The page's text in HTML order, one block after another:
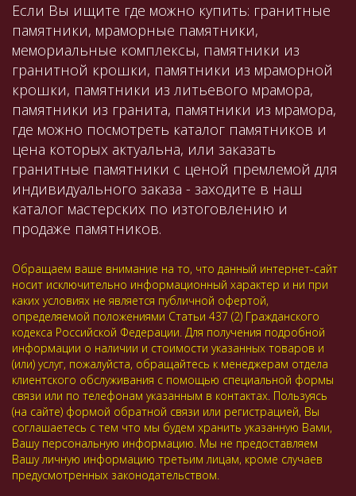
Если Вы ищите где можно купить: гранитные
памятники, мраморные памятники,
мемориальные комплексы, памятники из
гранитной крошки, памятники из мраморной
крошки, памятники из литьевого мрамора,
памятники из гранита, памятники из мрамора,
где можно посмотреть каталог памятников и
цена которых актуальна, или заказать
гранитные памятники с ценой премлемой для
индивидуального заказа - заходите в наш
каталог мастерских по изтоговлению и
продаже памятников.
Обращаем ваше внимание на то, что данный интернет-сайт
носит исключительно информационный характер и ни при
каких условиях не является публичной офертой,
определяемой положениями Статьи 437 (2) Гражданского
кодекса Российской Федерации. Для получения подробной
информации о наличии и стоимости указанных товаров и
(или) услуг, пожалуйста, обращайтесь к менеджерам отдела
клиентского обслуживания с помощью специальной формы
связи или по телефонам указанным в контактах. Пользуясь
(на сайте) формой обратной связи или регистрацией, Вы
соглашаетесь с тем что мы будем хранить указанную Вами,
Вашу персональную информацию. Мы не предоставляем
Вашу личную информацию третьим лицам, кроме случаев
предусмотренных законодательством.